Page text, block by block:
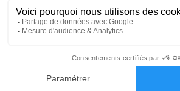
Faire-part
Cérémonie religieuse
Cimetière de Saint-Genix-
215, Route de Rochefort